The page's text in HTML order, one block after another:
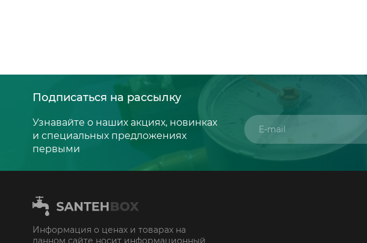
Подписаться на рассылку
Узнавайте о наших акциях, новинках
и специальных предложениях
первыми
Информация о ценах и товарах на
данном сайте носит информационный